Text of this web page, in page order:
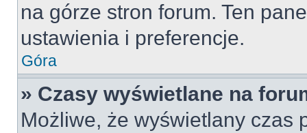
na górze stron forum. Ten
ustawienia i preferencje.
Góra
» Czasy wyświetlane na
Możliwe, że wyświetlany czas